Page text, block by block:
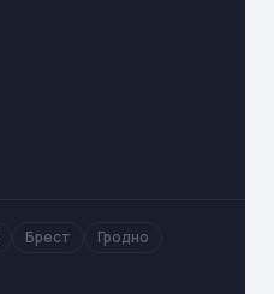
Брест
Гродно